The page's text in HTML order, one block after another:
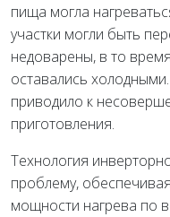
пища могла
участки могли быть
недоварены, в то
оставались
приводило к
приготовления.
Технология
проблему,
мощности нагрева по